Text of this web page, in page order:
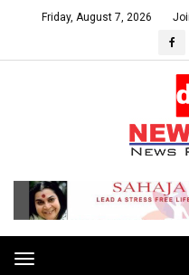
Friday, August 7, 2026
Toggle